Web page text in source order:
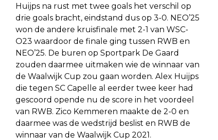
Huijps na rust met twee goals het verschil op
drie goals bracht, eindstand dus op 3-0. NEO’25
won de andere kruisfinale met 2-1 van WSC-
O23 waardoor de finale ging tussen RWB en
NEO’25. De buren op Sportpark De Gaard
zouden daarmee uitmaken wie de winnaar van
de Waalwijk Cup zou gaan worden. Alex Huijps
die tegen SC Capelle al eerder twee keer had
gescoord opende nu de score in het voordeel
van RWB. Zico Kemmeren maakte de 2-0 en
daarmee was de wedstrijd beslist en RWB de
winnaar van de Waalwijk Cup 2021.